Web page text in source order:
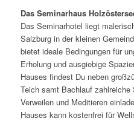
Das Seminarhaus
Das Seminarhotel liegt
Salzburg in der kleinen
bietet ideale Bedingungen für
Erholung und ausgiebige
Hauses findest Du neben
Teich samt Bachlauf zahlreiche
Verweilen und Meditieren
Hauses kann kostenfrei für